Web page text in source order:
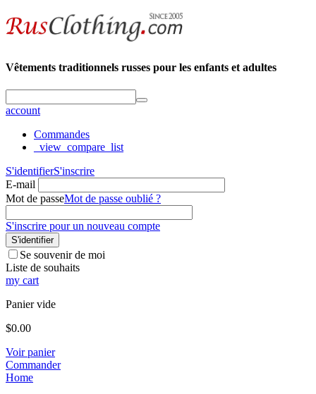
Vêtements traditionnels russes pour les enfants et adultes
account
Commandes
_view_compare_list
S'identifierS'inscrire
E-mail
Mot de passeMot de passe oublié ?
S'inscrire pour un nouveau compte
S'identifier
Se souvenir de moi
Liste de souhaits
my cart
Panier vide
$0.00
Voir panier
Commander
Home